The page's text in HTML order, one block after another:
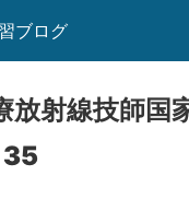
ブログ
放射線技師国
35